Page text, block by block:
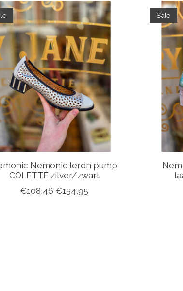
Nemonic leren pump
COLETTE zilver/zwart
€108,46 €154,95
Sale